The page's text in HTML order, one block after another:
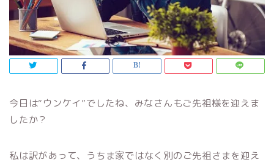
今日は“ウンケイ”でしたね、みなさんもご先祖様を迎えま
したか？
私は訳があって、うちま家ではなく別のご先祖さまを迎え